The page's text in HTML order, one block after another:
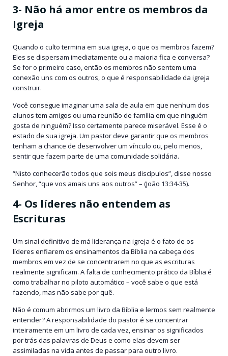
3- Não há amor entre os membros da
Igreja
Quando o culto termina em sua igreja, o que os membros fazem?
Eles se dispersam imediatamente ou a maioria fica e conversa?
Se for o primeiro caso, então os membros não sentem uma
conexão uns com os outros, o que é responsabilidade da igreja
construir.
Você consegue imaginar uma sala de aula em que nenhum dos
alunos tem amigos ou uma reunião de família em que ninguém
gosta de ninguém? Isso certamente parece miserável. Esse é o
estado de sua igreja. Um pastor deve garantir que os membros
tenham a chance de desenvolver um vínculo ou, pelo menos,
sentir que fazem parte de uma comunidade solidária.
“Nisto conhecerão todos que sois meus discípulos”, disse nosso
Senhor, “que vos amais uns aos outros” – (João 13:34-35).
4- Os líderes não entendem as
Escrituras
Um sinal definitivo de má liderança na igreja é o fato de os
líderes enfiarem os ensinamentos da Bíblia na cabeça dos
membros em vez de se concentrarem no que as escrituras
realmente significam. A falta de conhecimento prático da Bíblia é
como trabalhar no piloto automático – você sabe o que está
fazendo, mas não sabe por quê.
Não é comum abrirmos um livro da Bíblia e lermos sem realmente
entender? A responsabilidade do pastor é se concentrar
inteiramente em um livro de cada vez, ensinar os significados
por trás das palavras de Deus e como elas devem ser
assimiladas na vida antes de passar para outro livro.